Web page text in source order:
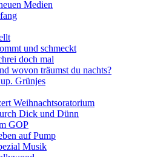
Medien
und schmeckt
doch mal
wovon träumst du nachts?
Grünjes
Weihnachtsoratorium
Dick und Dünn
GOP
auf Pump
Musik